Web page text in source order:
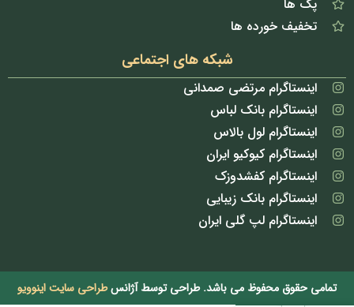
پک ها
تخفیف خورده ها
شبکه های اجتماعی
اینستاگرام مرتضی صمدانی
اینستاگرام بانک لباس
اینستاگرام لول بالاس
اینستاگرام کیوکیو ایران
اینستاگرام کفشدوزک
اینستاگرام بانک زیبایی
اینستاگرام لپ گلی ایران
تمامی حقوق محفوظ می باشد. طراحی توسط آژانسطراحی سایت اینوویو